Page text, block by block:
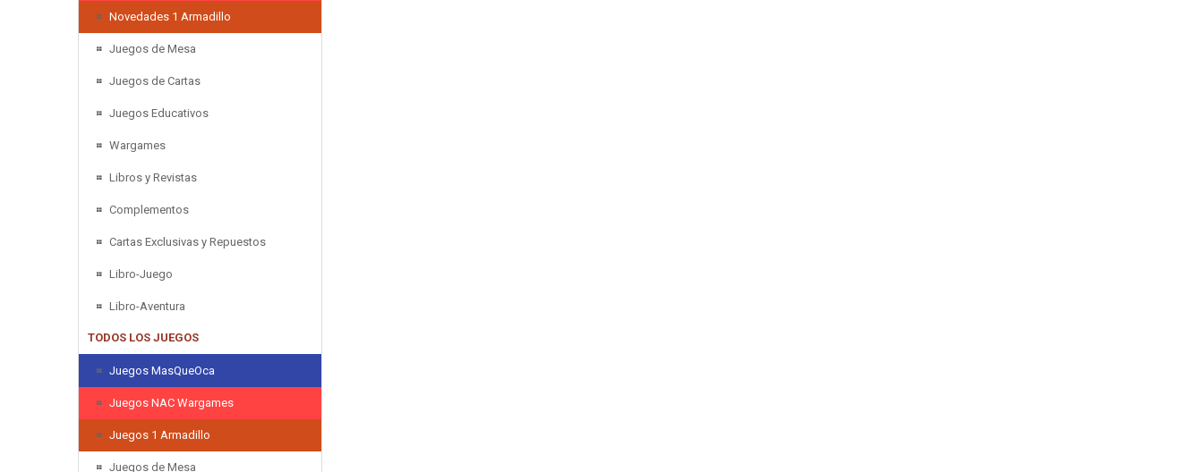
Novedades 1 Armadillo
Juegos de Mesa
Juegos de Cartas
Juegos Educativos
Wargames
Libros y Revistas
Complementos
Cartas Exclusivas y Repuestos
Libro-Juego
Libro-Aventura
TODOS LOS JUEGOS
Juegos MasQueOca
Juegos NAC Wargames
Juegos 1 Armadillo
Juegos de Mesa